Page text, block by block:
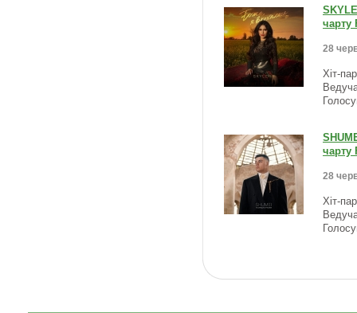
чарту
28
Хіт-
чарту
28
Хіт-